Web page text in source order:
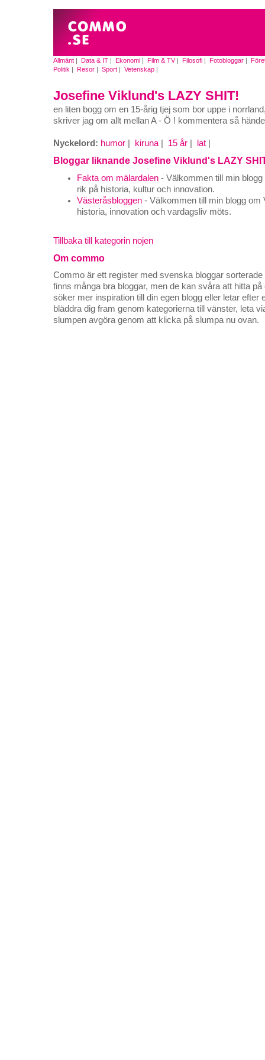
Allmänt | Data & IT | Ekonomi | Film & TV| Filosofi | Fotobloggar |
Politik | Resor | Sport | Vetenskap |
Josefine Viklund's LAZY SHIT!
en liten bogg om en 15-årig tjej som bor uppe i
skriver jag om allt mellan A - Ö ! kommentera så
Nyckelord: humor kiruna 15 år lat
Bloggar liknande Josefine Viklund's LAZY
Fakta om mälardalen - Välkommen till min
rik på historia, kultur och innovation.
Västeråsbloggen - Välkommen till min blogg om
historia, innovation och vardagsliv möts.
Tillbaka till kategorin nojen
Om commo
Commo är ett register med svenska bloggar sorterade
finns många bra bloggar, men de kan svåra att hitta
söker mer inspiration till din egen blogg eller letar efter
bläddra dig fram genom kategorierna till vänster, leta
slumpen avgöra genom att klicka på slumpa nu ovan.